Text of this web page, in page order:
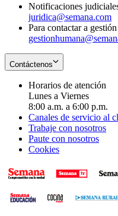
Notificaciones
juridica@semana.com
Para contactar a
Contáctenos
Horarios de atención
Lunes a Viernes
8:00 a.m. a 6:00 p.m.
Canales de servicio al
Trabaje con nosotros
Paute con nosotros
Cookies